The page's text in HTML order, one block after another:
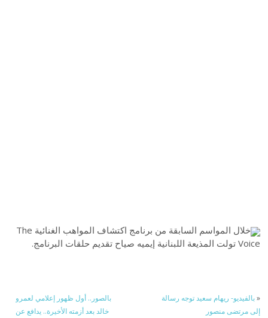
خلال المواسم السابقة من برنامج اكتشاف المواهب الغنائية The
Voice تولت المذيعة اللبنانية إيميه صياح تقديم حلقات البرنامج.
«بالفيديو- ريهام سعيد توجه رسالة
إلى مرتضى منصور
بالصور.. أول ظهور إعلامي لعمرو
خالد بعد أزمته الأخيرة.. يدافع عن